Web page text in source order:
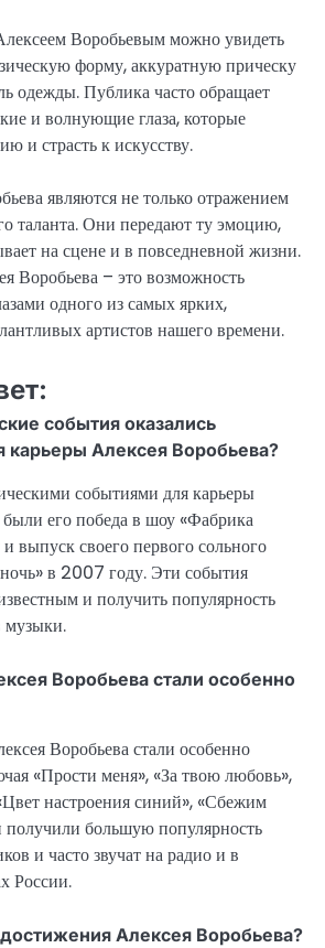
Воробьевым можно увидеть
форму, аккуратную прическу
одежды. Публика часто обращает
и волнующие глаза, которые
и страсть к искусству.
являются не только отражением
таланта. Они передают ту эмоцию,
на сцене и в повседневной жизни.
Воробьева – это возможность
одного из самых ярких,
артистов нашего времени.
события оказались
Алексея Воробьева?
событиями для карьеры
его победа в шоу «Фабрика
выпуск своего первого сольного
в 2007 году. Эти события
и получить популярность
музыки.
Воробьева стали особенно
Воробьева стали особенно
«Прости меня», «За твою любовь»,
настроения синий», «Сбежим
получили большую популярность
и часто звучат на радио и в
России.
Алексея Воробьева?